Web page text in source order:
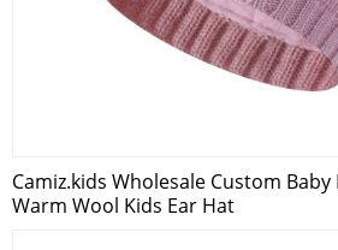
Camiz.kids Wholesale Custom
Warm Wool Kids Ear Hat